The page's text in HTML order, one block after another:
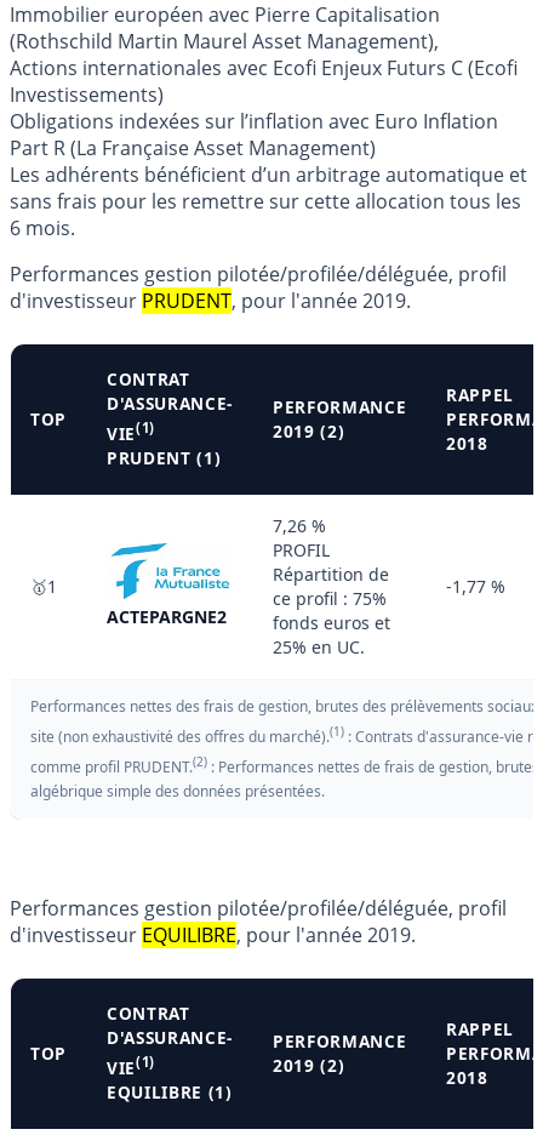
Immobilier européen avec Pierre Capitalisation
(Rothschild Martin Maurel Asset Management),
Actions internationales avec Ecofi Enjeux Futurs C (Ecofi
Investissements)
Obligations indexées sur l’inflation avec Euro Inflation
Part R (La Française Asset Management)
Les adhérents bénéficient d’un arbitrage automatique et
sans frais pour les remettre sur cette allocation tous les
6 mois.
Performances gestion pilotée/profilée/déléguée, profil
d'investisseur PRUDENT, pour l'année 2019.
TOP
CONTRAT
D'ASSURANCE-
VIE(1)
PRUDENT (1)
PERFORMANCE
2019 (2)
RAPPEL
2018
🥇1
ACTEPARGNE2
7,26 %
PROFIL
Répartition de
ce profil : 75%
fonds euros et
25% en UC.
-1,77 %
Performances nettes des frais de gestion, brutes des prélèvements
site (non exhaustivité des offres du marché).(1) : Contrats d'assurance-vie
comme profil PRUDENT.(2) : Performances nettes de frais de gestion,
algébrique simple des données présentées.
Performances gestion pilotée/profilée/déléguée, profil
d'investisseur EQUILIBRE, pour l'année 2019.
TOP
CONTRAT
D'ASSURANCE-
VIE(1)
EQUILIBRE (1)
PERFORMANCE
2019 (2)
RAPPEL
2018